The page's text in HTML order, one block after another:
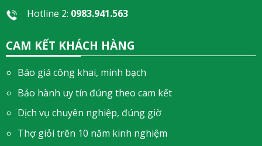
Hotline 2: 0983.941.563
CAM KẾT KHÁCH HÀNG
Báo giá công khai, minh bạch
Bảo hành uy tín đúng theo cam kết
Dịch vụ chuyên nghiệp, đúng giờ
Thợ giỏi trên 10 năm kinh nghiệm